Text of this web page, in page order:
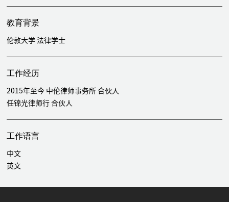
教育背景
伦敦大学 法律学士
工作经历
2015年至今 中伦律师事务所 合伙人
任锦光律师行 合伙人
工作语言
中文
英文